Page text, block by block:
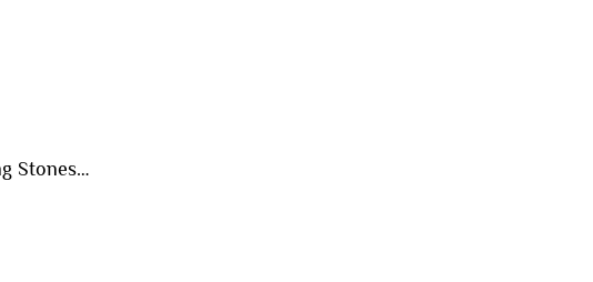
Stones…